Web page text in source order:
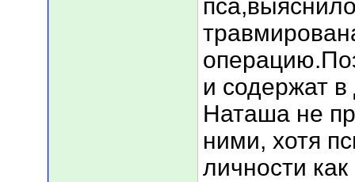
и содержат
Наташа не
ними, хотя
личности